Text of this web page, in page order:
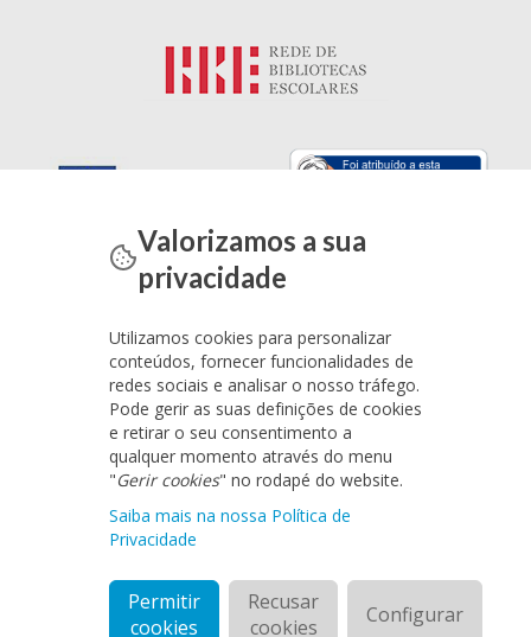
Valorizamos a sua
privacidade
Utilizamos cookies para personalizar
conteúdos, fornecer funcionalidades de
redes sociais e analisar o nosso tráfego.
Pode gerir as suas definições de cookies
e retirar o seu consentimento a
qualquer momento através do menu
"Gerir cookies" no rodapé do website.
Saiba mais na nossa Política de
Privacidade
Permitir
cookies
Recusar
cookies
Configurar